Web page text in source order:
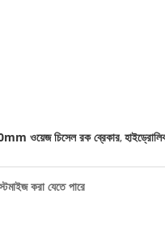
ওয়েজ চিসেল রক ব্রেকার,
করা যেতে পারে